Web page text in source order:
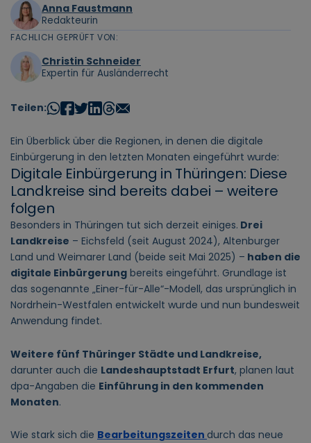
Anna Faustmann
Redakteurin
FACHLICH GEPRÜFT VON:
Christin Schneider
Expertin für Ausländerrecht
Teilen:
Ein Überblick über die Regionen, in denen die digitale
Einbürgerung in den letzten Monaten eingeführt wurde:
Digitale Einbürgerung in Thüringen: Diese
Landkreise sind bereits dabei – weitere
folgen
Besonders in Thüringen tut sich derzeit einiges. Drei
Landkreise – Eichsfeld (seit August 2024), Altenburger
Land und Weimarer Land (beide seit Mai 2025) – haben die
digitale Einbürgerung bereits eingeführt. Grundlage ist
das sogenannte „Einer-für-Alle“-Modell, das ursprünglich in
Nordrhein-Westfalen entwickelt wurde und nun bundesweit
Anwendung findet.
Weitere fünf Thüringer Städte und Landkreise,
darunter auch die Landeshauptstadt Erfurt, planen laut
dpa-Angaben die Einführung in den kommenden
Monaten.
Wie stark sich die Bearbeitungszeiten durch das neue